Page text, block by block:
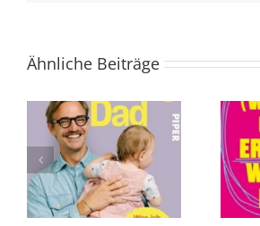
Ähnliche Beiträge
Was Sie (wirklich)
über Erziehung
wissen müssen
von Tillman
Prüfer